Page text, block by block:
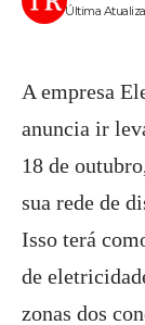
Última
A empresa
anuncia ir
18 de
sua rede de
Isso terá
de
zonas dos